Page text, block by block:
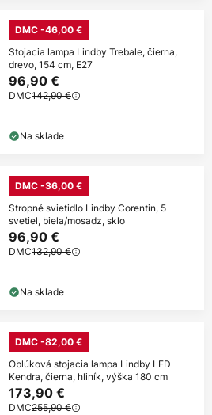
DMC -46,00 €
Stojacia lampa Lindby Trebale, čierna,
drevo, 154 cm, E27
96,90 €
DMC142,90 €
Na sklade
DMC -36,00 €
Stropné svietidlo Lindby Corentin, 5
svetiel, biela/mosadz, sklo
96,90 €
DMC132,90 €
Na sklade
DMC -82,00 €
Oblúková stojacia lampa Lindby LED
Kendra, čierna, hliník, výška 180 cm
173,90 €
DMC255,90 €